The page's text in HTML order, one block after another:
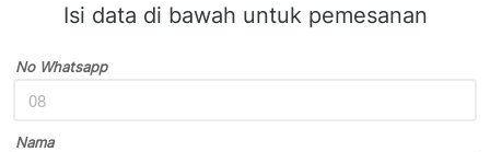
Isi data di bawah untuk pemesanan
No Whatsapp
Nama